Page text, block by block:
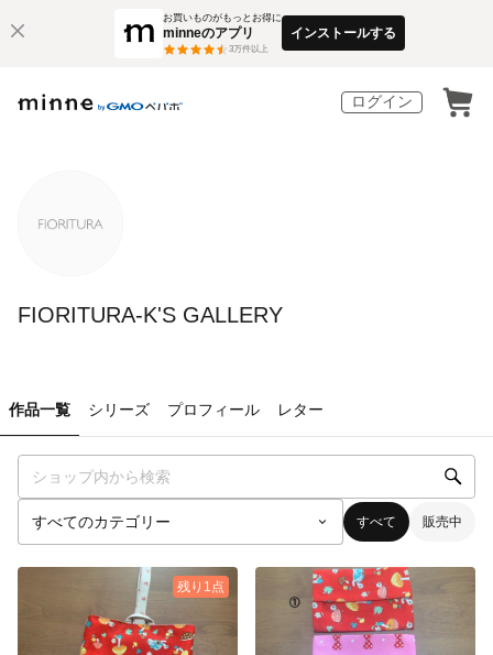
お買いものがもっとお得に
minneのアプリ
3万件以上
インストールする
ログイン
FIORITURA-K'S GALLERY
作品一覧 シリーズ プロフィール レター
すべて 販売中
残り1点